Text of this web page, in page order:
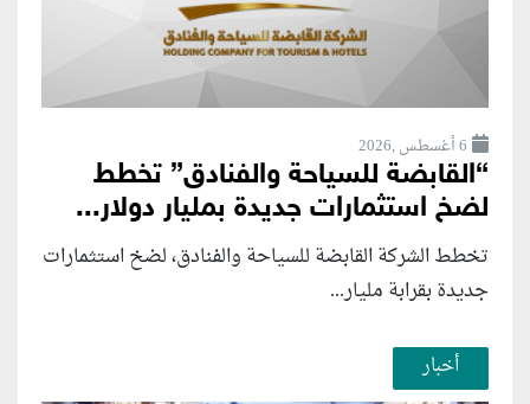
6 أغسطس ,2026
“القابضة للسياحة والفنادق” تخطط
لضخ استثمارات جديدة بمليار دولار...
تخطط الشركة القابضة للسياحة والفنادق، لضخ استثمارات
جديدة بقرابة مليار...
أخبار